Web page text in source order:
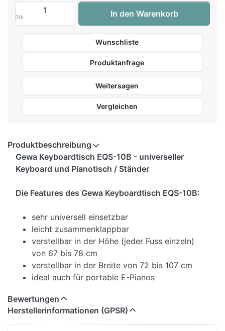
Stk
Gewa Keyboardtisch Pro für Keyboard
In den Warenkorb
Wunschliste
Produktanfrage
Weitersagen
Vergleichen
Produktbeschreibung
Gewa Keyboardtisch EQS-10B - universeller
Keyboard und Pianotisch / Ständer
Die Features des Gewa Keyboardtisch EQS-10B:
sehr universell einsetzbar
leicht zusammenklappbar
verstellbar in der Höhe (jeder Fuss einzeln)
von 67 bis 78 cm
verstellbar in der Breite von 72 bis 107 cm
ideal auch für portable E-Pianos
für die Pedale von Keyboards und Digital-
Pianos gewährt
Abmessungen.: 72 - 107 cm (Breite) x 67 - 78
Bewertungen
Herstellerinformationen (GPSR)